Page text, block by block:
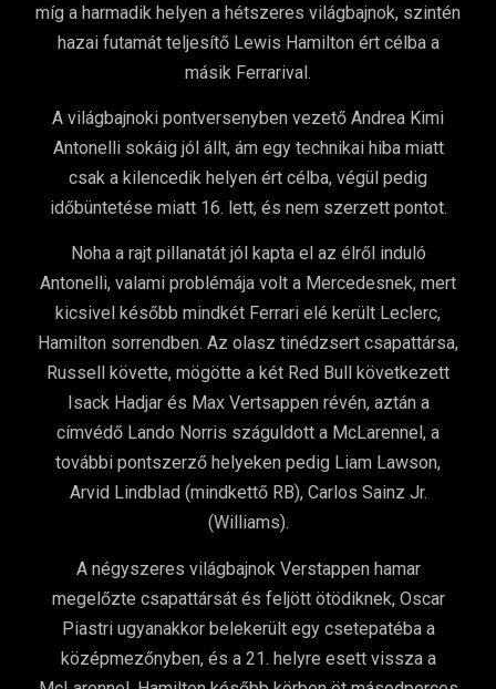
míg a harmadik helyen a hétszeres világbajnok, szintén
hazai futamát teljesítő Lewis Hamilton ért célba a
másik Ferrarival.
A világbajnoki pontversenyben vezető Andrea Kimi
Antonelli sokáig jól állt, ám egy technikai hiba miatt
csak a kilencedik helyen ért célba, végül pedig
időbüntetése miatt 16. lett, és nem szerzett pontot.
Noha a rajt pillanatát jól kapta el az élről induló
Antonelli, valami problémája volt a Mercedesnek, mert
kicsivel később mindkét Ferrari elé került Leclerc,
Hamilton sorrendben. Az olasz tinédzsert csapattársa,
Russell követte, mögötte a két Red Bull következett
Isack Hadjar és Max Vertsappen révén, aztán a
címvédő Lando Norris száguldott a McLarennel, a
további pontszerző helyeken pedig Liam Lawson,
Arvid Lindblad (mindkettő RB), Carlos Sainz Jr.
(Williams).
A négyszeres világbajnok Verstappen hamar
megelőzte csapattársát és feljött ötödiknek, Oscar
Piastri ugyanakkor belekerült egy csetepatéba a
középmezőnyben, és a 21. helyre esett vissza a